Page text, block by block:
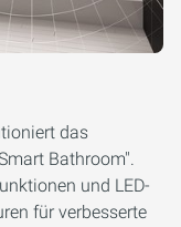
das
Bathroom".
und LED-
für verbesserte